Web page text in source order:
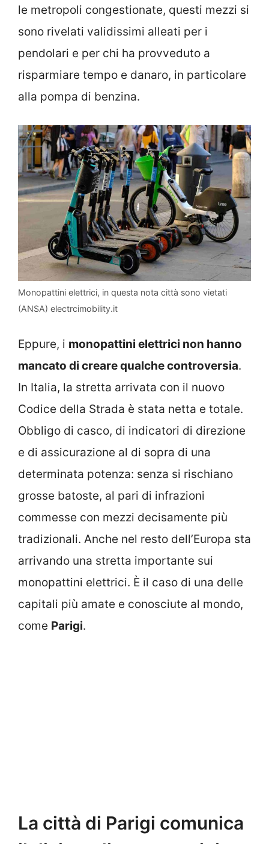
le metropoli congestionate, questi mezzi si
sono rivelati validissimi alleati per i
pendolari e per chi ha provveduto a
risparmiare tempo e danaro, in particolare
alla pompa di benzina.
Monopattini elettrici, in questa nota città sono vietati
(ANSA) electrcimobility.it
Eppure, i monopattini elettrici non hanno
mancato di creare qualche controversia.
In Italia, la stretta arrivata con il nuovo
Codice della Strada è stata netta e totale.
Obbligo di casco, di indicatori di direzione
e di assicurazione al di sopra di una
determinata potenza: senza si rischiano
grosse batoste, al pari di infrazioni
commesse con mezzi decisamente più
tradizionali. Anche nel resto dell’Europa sta
arrivando una stretta importante sui
monopattini elettrici. È il caso di una delle
capitali più amate e conosciute al mondo,
come Parigi.
La città di Parigi comunica